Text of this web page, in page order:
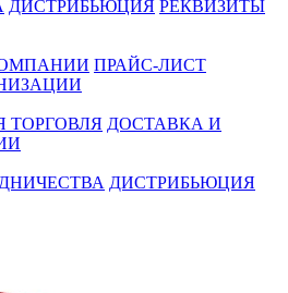
ДИСТРИБЬЮЦИЯ РЕКВИЗИТЫ
ПРАЙС-ЛИСТ
ДОСТАВКА И
ДИСТРИБЬЮЦИЯ